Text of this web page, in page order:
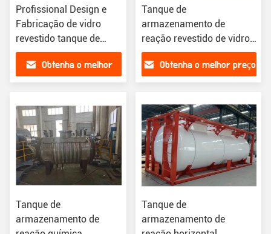
Profissional Design e
Fabricação de vidro
revestido tanque de
armazenamento de
reação para resinas
Obtenha o melhor
Tanque de
armazenamento de
reação revestido de vidro
versátil para a indústria
químicaObtenha o melhor preço
Tanque de
armazenamento de
Tanque de
armazenamento de